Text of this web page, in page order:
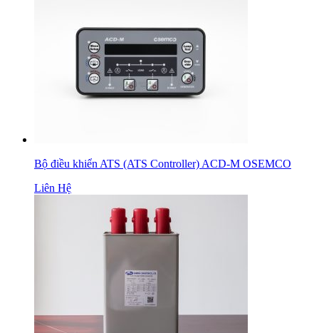
Bộ điều khiển ATS (ATS Controller) ACD-M OSEMCO
Liên Hệ